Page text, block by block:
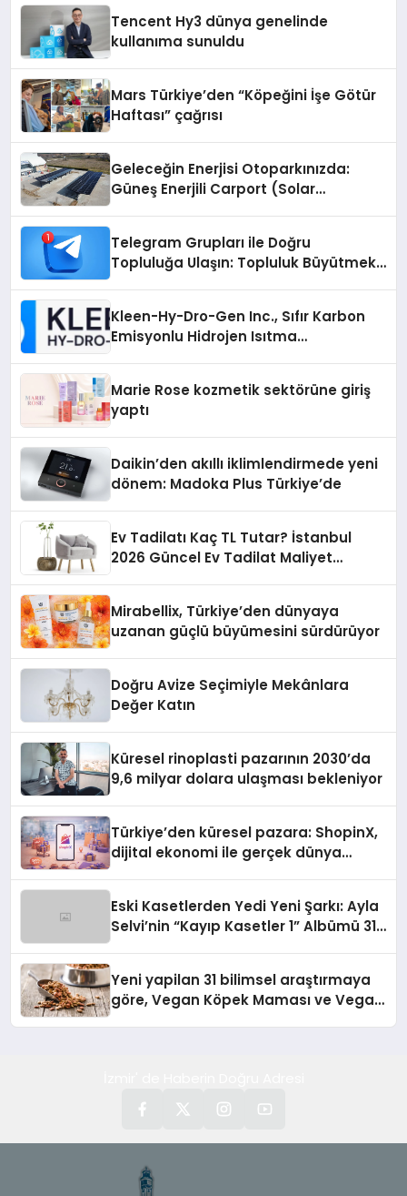
Tencent Hy3 dünya genelinde
kullanıma sunuldu
Mars Türkiye’den “Köpeğini İşe Götür
Haftası” çağrısı
Geleceğin Enerjisi Otoparkınızda:
Güneş Enerjili Carport (Solar
Telegram Grupları ile Doğru
Topluluğa Ulaşın: Topluluk Büyütmek
Kleen-Hy-Dro-Gen Inc., Sıfır Karbon
Emisyonlu Hidrojen Isıtma
Marie Rose kozmetik sektörüne giriş
yaptı
Daikin’den akıllı iklimlendirmede yeni
dönem: Madoka Plus Türkiye’de
Ev Tadilatı Kaç TL Tutar? İstanbul
2026 Güncel Ev Tadilat Maliyet
Mirabellix, Türkiye’den dünyaya
uzanan güçlü büyümesini sürdürüyor
Doğru Avize Seçimiyle Mekânlara
Değer Katın
Küresel rinoplasti pazarının 2030’da
9,6 milyar dolara ulaşması bekleniyor
Türkiye’den küresel pazara: ShopinX,
dijital ekonomi ile gerçek dünya
Eski Kasetlerden Yedi Yeni Şarkı: Ayla
Selvi’nin “Kayıp Kasetler 1” Albümü 31
Yeni yapilan 31 bilimsel araştırmaya
göre, Vegan Köpek Maması ve Vegan